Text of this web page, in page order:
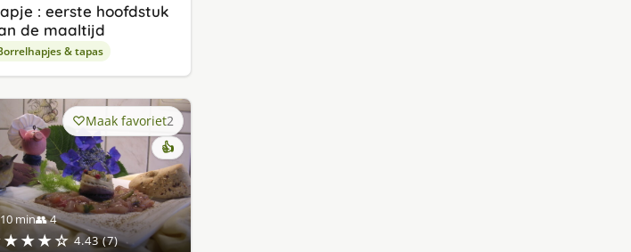
: eerste hoofdstuk
de maaltijd
& tapas
min👥 4
4.43 (7)
Maak favoriet2
👍